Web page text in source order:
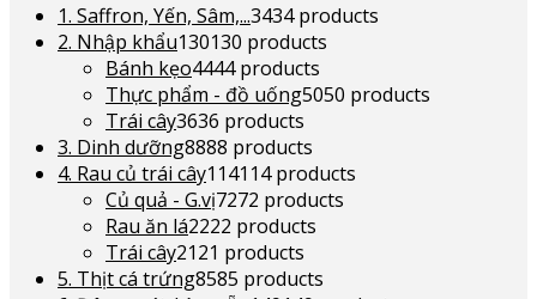
1. Saffron, Yến, Sâm,...3434 products
2. Nhập khẩu130130 products
Bánh kẹo4444 products
Thực phẩm - đồ uống5050 products
Trái cây3636 products
3. Dinh dưỡng8888 products
4. Rau củ trái cây114114 products
Củ quả - G.vị7272 products
Rau ăn lá2222 products
Trái cây2121 products
5. Thịt cá trứng8585 products